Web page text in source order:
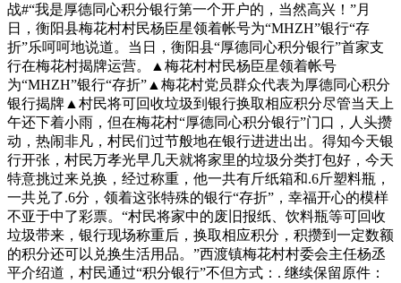
战#“我是厚德同心积分银行第一个开户的，当然高兴！”月
日，衡阳县梅花村村民杨臣星领着帐号为“MHZH”银行“存
折”乐呵呵地说道。当日，衡阳县“厚德同心积分银行”首家支
行在梅花村揭牌运营。▲梅花村村民杨臣星领着帐号
为“MHZH”银行“存折”▲梅花村党员群众代表为厚德同心积分
银行揭牌▲村民将可回收垃圾到银行换取相应积分尽管当天上
午还下着小雨，但在梅花村“厚德同心积分银行”门口，人头攒
动，热闹非凡，村民们过节般地在银行进进出出。得知今天银
行开张，村民万孝光早几天就将家里的垃圾分类打包好，今天
特意挑过来兑换，经过称重，他一共有斤纸箱和.6斤塑料瓶，
一共兑了.6分，领着这张特殊的银行“存折”，幸福开心的模样
不亚于中了彩票。“村民将家中的废旧报纸、饮料瓶等可回收
垃圾带来，银行现场称重后，换取相应积分，积攒到一定数额
的积分还可以兑换生活用品。”西渡镇梅花村村委会主任杨丞
平介绍道，村民通过“积分银行”不但方式：. 继续保留原件：